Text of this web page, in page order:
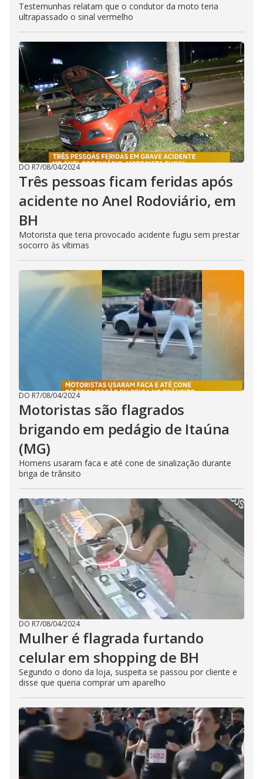
Testemunhas relatam que o condutor da moto teria
ultrapassado o sinal vermelho
DO R7/08/04/2024
Três pessoas ficam feridas após
acidente no Anel Rodoviário, em
BH
Motorista que teria provocado acidente fugiu sem prestar
socorro às vítimas
DO R7/08/04/2024
Motoristas são flagrados
brigando em pedágio de Itaúna
(MG)
Homens usaram faca e até cone de sinalização durante
briga de trânsito
DO R7/08/04/2024
Mulher é flagrada furtando
celular em shopping de BH
Segundo o dono da loja, suspeita se passou por cliente e
disse que queria comprar um aparelho